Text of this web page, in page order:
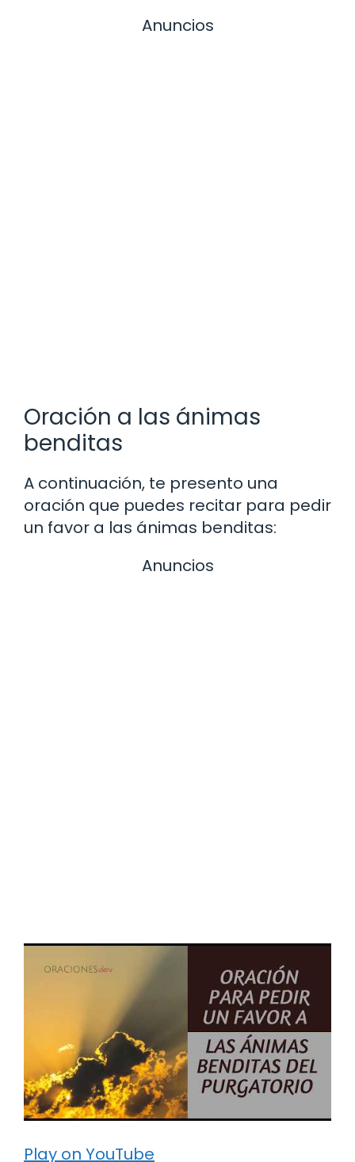
Anuncios
Oración a las ánimas
benditas
A continuación, te presento una
oración que puedes recitar para pedir
un favor a las ánimas benditas:
Anuncios
Play on YouTube